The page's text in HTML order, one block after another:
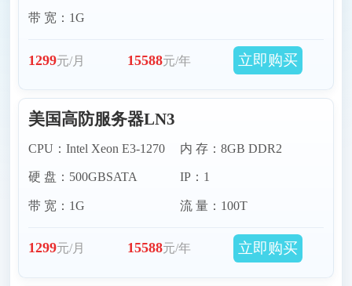
带 宽：1G
1299元/月 15588元/年 立即购买
美国高防服务器LN3
CPU：Intel Xeon E3-1270
硬 盘：500GBSATA
带 宽：1G
内 存：8GB DDR2
IP：1
流 量：100T
1299元/月 15588元/年 立即购买